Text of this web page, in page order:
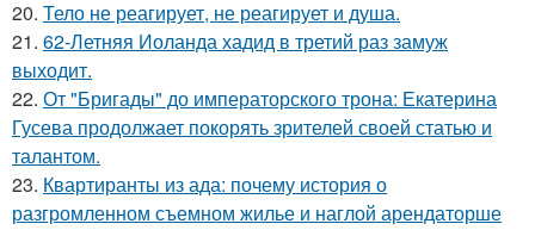
20. Тело не реагирует, не реагирует и душа.
21. 62-Летняя Иоланда хадид в третий раз замуж
выходит.
22. От "Бригады" до императорского трона: Екатерина
Гусева продолжает покорять зрителей своей статью и
талантом.
23. Квартиранты из ада: почему история о
разгромленном съемном жилье и наглой арендаторше